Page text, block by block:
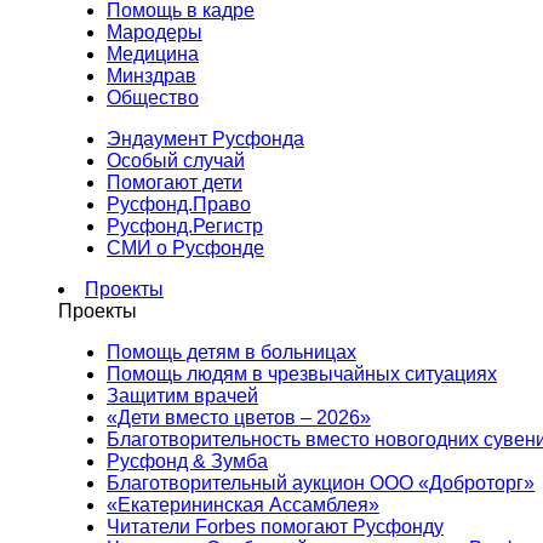
Помощь в кадре
Мародеры
Медицина
Минздрав
Общество
Эндаумент Русфонда
Особый случай
Помогают дети
Русфонд.Право
Русфонд.Регистр
СМИ о Русфонде
Проекты
Проекты
Помощь детям в больницах
Помощь людям в чрезвычайных ситуациях
Защитим врачей
«Дети вместо цветов – 2026»
Благотворительность вместо новогодних
Русфонд & Зумба
Благотворительный аукцион ООО «Доброторг»
«Екатерининская Ассамблея»
Читатели Forbes помогают Русфонду